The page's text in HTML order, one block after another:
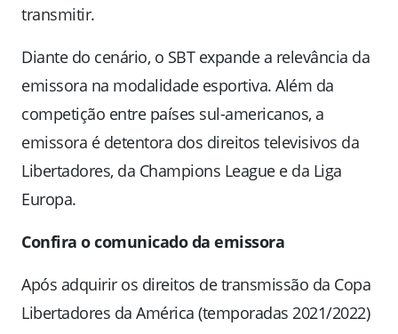
transmitir.
Diante do cenário, o SBT expande a relevância da
emissora na modalidade esportiva. Além da
competição entre países sul-americanos, a
emissora é detentora dos direitos televisivos da
Libertadores, da Champions League e da Liga
Europa.
Confira o comunicado da emissora
Após adquirir os direitos de transmissão da Copa
Libertadores da América (temporadas 2021/2022)